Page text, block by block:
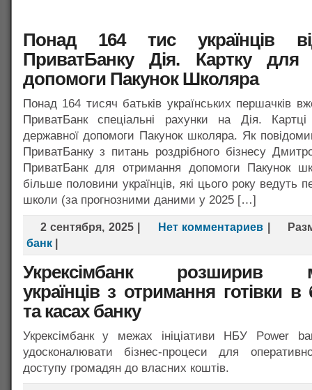
Понад 164 тис українців
ПриватБанку Дія. Картку для
допомоги Пакунок Школяра
Понад 164 тисяч батьків українських першачків
ПриватБанк спеціальні рахунки на Дія.
державної допомоги Пакунок школяра. Як
ПриватБанку з питань роздрібного бізнесу
ПриватБанк для отримання допомоги Пакунок
більше половини українців, які цього року ведуть
школи (за прогнозними даними у 2025 […]
2 сентября, 2025| Нет комментариев
банк|
Укрексімбанк розширив
українців з отримання готівки в
та касах банку
Укрексімбанк у межах ініціативи НБУ Power
удосконалювати бізнес-процеси для
доступу громадян до власних коштів.